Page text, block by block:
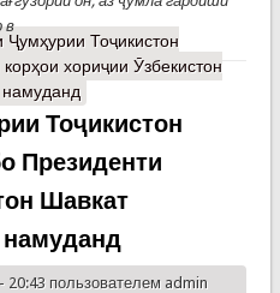
в
Тоҷикистон
хориҷии Ӯзбекистон
намуданд
Тоҷикистон
Президенти
Шавкат
20:43 пользователем admin